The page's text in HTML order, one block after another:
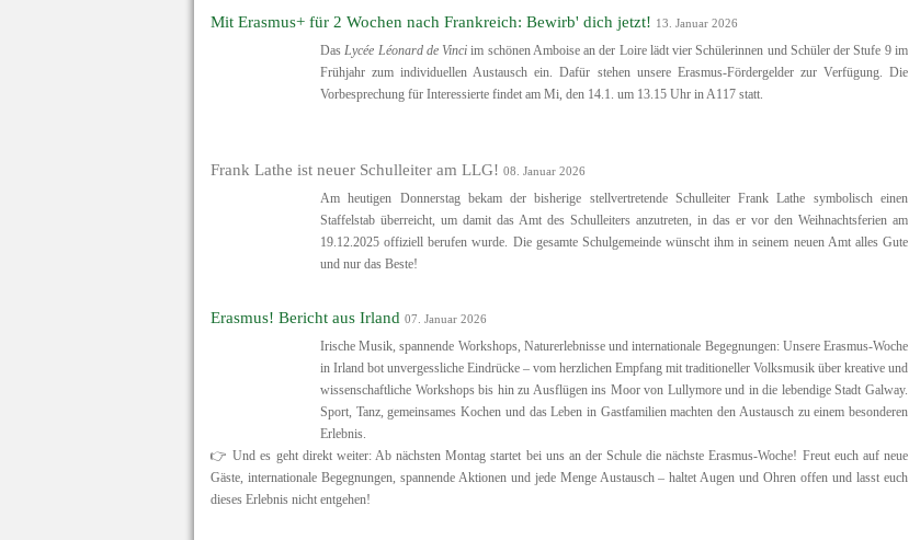
Mit Erasmus+ für 2 Wochen nach Frankreich: Bewirb' dich jetzt! 13. Januar 2026
Das Lycée Léonard de Vinci im schönen Amboise an der Loire lädt vier Schülerinnen und Schüler der Stufe 9 im
Frühjahr zum individuellen Austausch ein. Dafür stehen unsere Erasmus-Fördergelder zur Verfügung. Die
Vorbesprechung für Interessierte findet am Mi, den 14.1. um 13.15 Uhr in A117 statt.
Frank Lathe ist neuer Schulleiter am LLG! 08. Januar 2026
Am heutigen Donnerstag bekam der bisherige stellvertretende Schulleiter Frank Lathe symbolisch einen
Staffelstab überreicht, um damit das Amt des Schulleiters anzutreten, in das er vor den Weihnachtsferien am
19.12.2025 offiziell berufen wurde. Die gesamte Schulgemeinde wünscht ihm in seinem neuen Amt alles Gute
und nur das Beste!
Erasmus! Bericht aus Irland 07. Januar 2026
Irische Musik, spannende Workshops, Naturerlebnisse und internationale Begegnungen: Unsere Erasmus-Woche
in Irland bot unvergessliche Eindrücke – vom herzlichen Empfang mit traditioneller Volksmusik über kreative und
wissenschaftliche Workshops bis hin zu Ausflügen ins Moor von Lullymore und in die lebendige Stadt Galway.
Sport, Tanz, gemeinsames Kochen und das Leben in Gastfamilien machten den Austausch zu einem besonderen
Erlebnis.
👉 Und es geht direkt weiter: Ab nächsten Montag startet bei uns an der Schule die nächste Erasmus-Woche! Freut euch auf neue
Gäste, internationale Begegnungen, spannende Aktionen und jede Menge Austausch – haltet Augen und Ohren offen und lasst euch
dieses Erlebnis nicht entgehen!